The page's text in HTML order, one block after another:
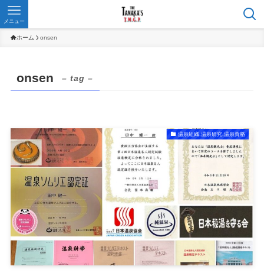
メニュー
ホーム onsen
onsen – tag –
温泉組織,温泉研究,温泉資格